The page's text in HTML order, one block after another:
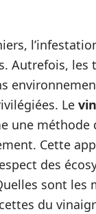
Autrefois, les
Le
une méthode
Cette
des
sont les
du